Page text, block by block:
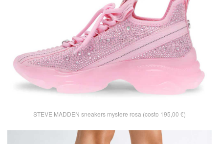
STEVE MADDEN sneakers mystere rosa (costo 195,00 €)